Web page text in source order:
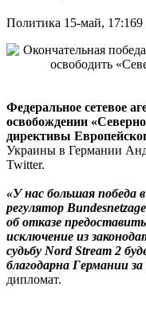
Политика 15-май, 17:169
Федеральное сетевое
освобождении
директивы
Украины в Германии
Twitter.
«У нас большая победа
регулятор
об отказе
исключение из
судьбу Nord Stream 2
благодарна Германии
дипломат.